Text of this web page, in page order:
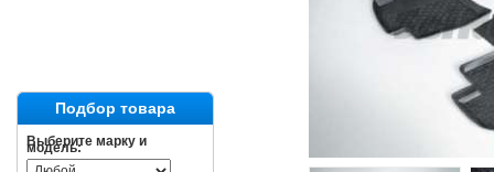
Подбор товара
Выберите марку и
модель: